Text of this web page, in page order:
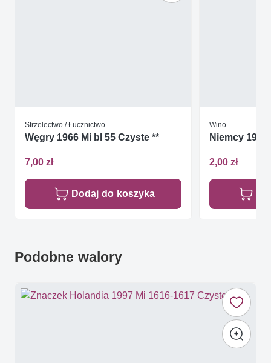
Strzelectwo / Łucznictwo
Węgry 1966 Mi bl 55 Czyste **
7,00 zł
Dodaj do koszyka
Wino
Niemcy 1980
2,00 zł
Podobne walory